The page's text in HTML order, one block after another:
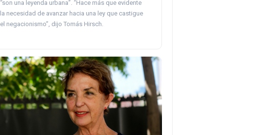
“son una leyenda urbana”. “Hace más que evidente
la necesidad de avanzar hacia una ley que castigue
el negacionismo”, dijo Tomás Hirsch.